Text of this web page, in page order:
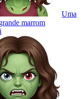
Uma
marrom